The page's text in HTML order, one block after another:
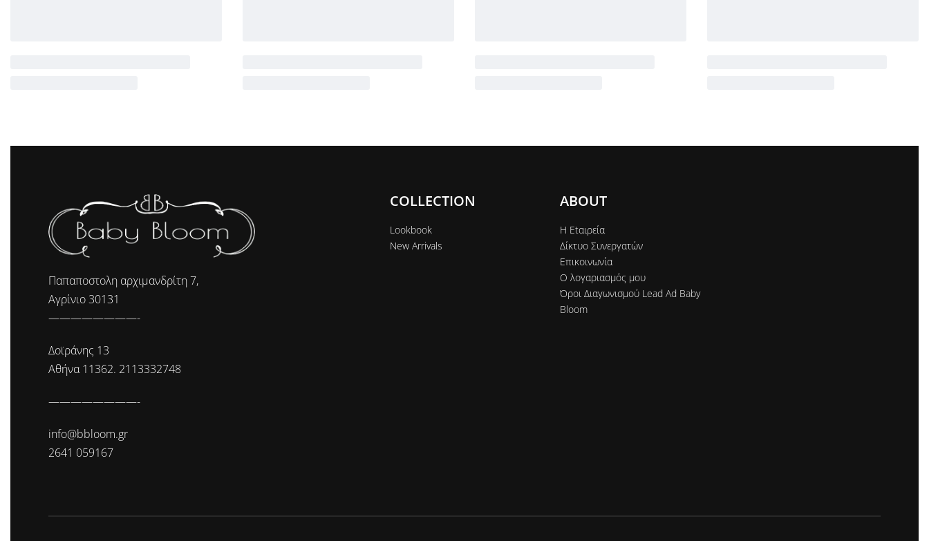
Παπαποστολη αρχιμανδρίτη 7,
Αγρίνιο 30131
————————-
Δοϊράνης 13
Αθήνα 11362. 2113332748
————————-
info@bbloom.gr
2641 059167
COLLECTION
Lookbook
New Arrivals
ABOUT
Η Εtαιρεία
Δίκτυο Συνεργατών
Επικοινωνία
Ο λογαριασμός μου
Όροι Διαγωνισμού Lead Ad Baby
Bloom